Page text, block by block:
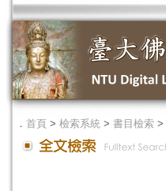
． 首頁 > 檢索系統 > 書目檢索 >